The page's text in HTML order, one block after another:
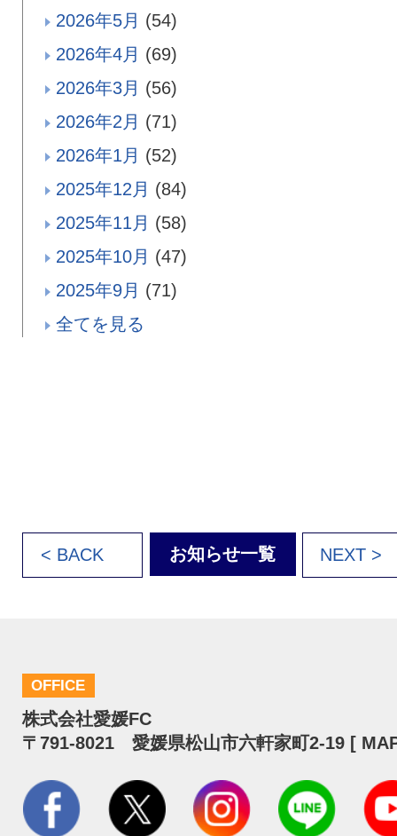
2026年5月 (54)
2026年4月 (69)
2026年3月 (56)
2026年2月 (71)
2026年1月 (52)
2025年12月 (84)
2025年11月 (58)
2025年10月 (47)
2025年9月 (71)
全てを見る
< BACK お知らせ一覧 NEXT >
OFFICE
株式会社愛媛FC
〒791-8021 愛媛県松山市六軒家町2-19 [